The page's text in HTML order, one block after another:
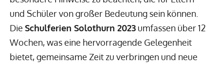
und Schüler von großer Bedeutung sein können.
Die Schulferien Solothurn 2023 umfassen über 12
Wochen, was eine hervorragende Gelegenheit
bietet, gemeinsame Zeit zu verbringen und neue